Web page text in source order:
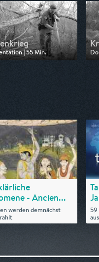
| 55 Min.
von Pro 7 Maxx
- Ancien...
werden demnächst
59